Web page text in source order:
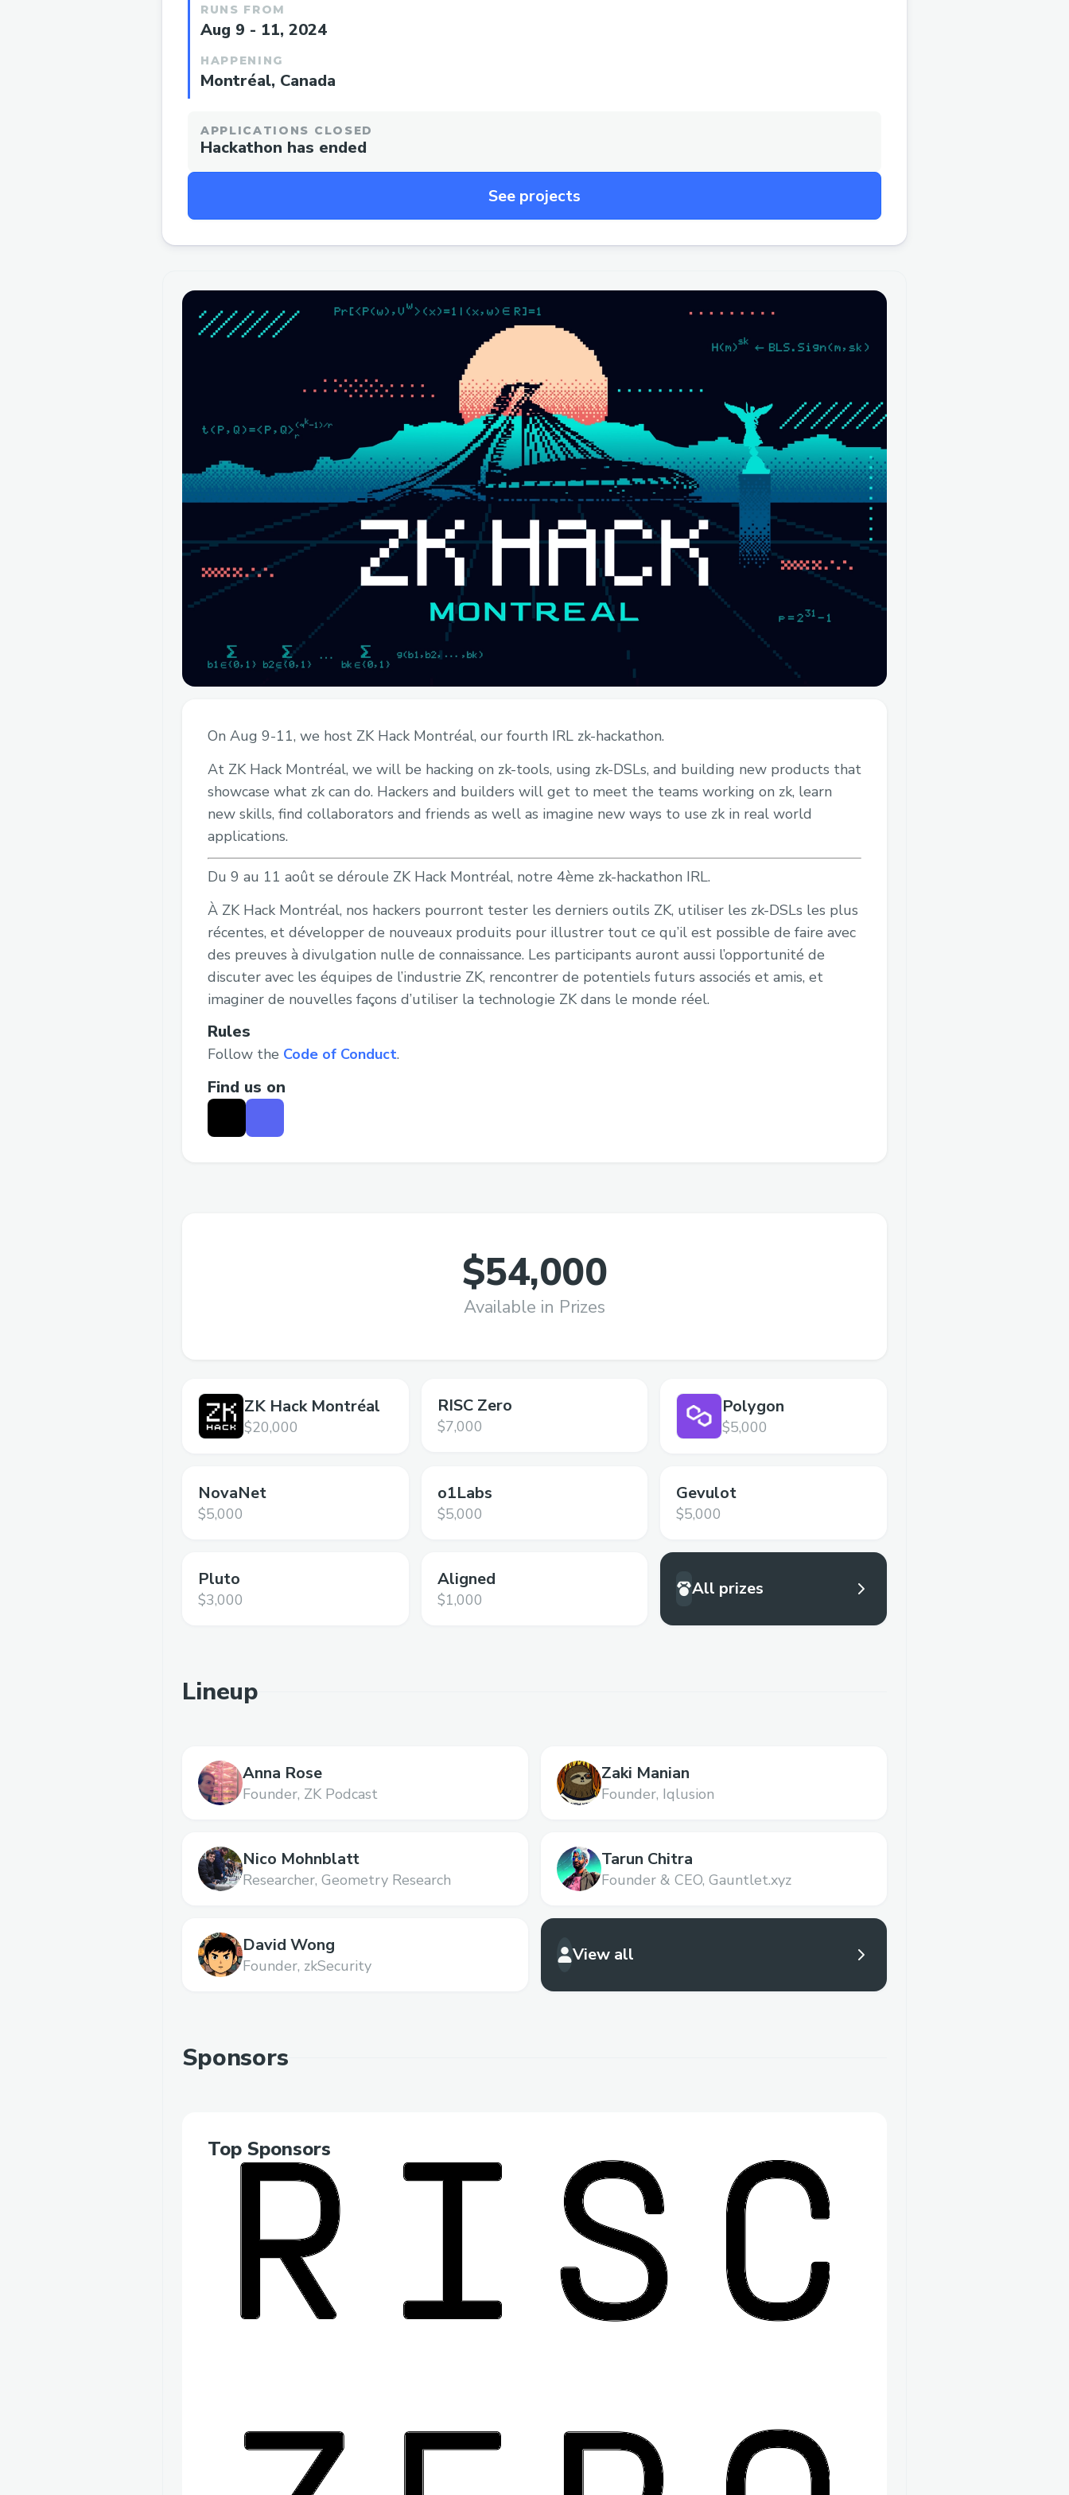
RUNS FROM
Aug 9 - 11, 2024
HAPPENING
Montréal, Canada
APPLICATIONS CLOSED
Hackathon has ended
See projects
On Aug 9-11, we host ZK Hack Montréal, our fourth IRL zk-hackathon.
At ZK Hack Montréal, we will be hacking on zk-tools, using zk-DSLs, and building new products that
showcase what zk can do. Hackers and builders will get to meet the teams working on zk, learn
new skills, find collaborators and friends as well as imagine new ways to use zk in real world
applications.
Du 9 au 11 août se déroule ZK Hack Montréal, notre 4ème zk-hackathon IRL.
À ZK Hack Montréal, nos hackers pourront tester les derniers outils ZK, utiliser les zk-DSLs les plus
récentes, et développer de nouveaux produits pour illustrer tout ce qu’il est possible de faire avec
des preuves à divulgation nulle de connaissance. Les participants auront aussi l’opportunité de
discuter avec les équipes de l’industrie ZK, rencontrer de potentiels futurs associés et amis, et
imaginer de nouvelles façons d’utiliser la technologie ZK dans le monde réel.
Rules
Follow the Code of Conduct.
Find us on
$54,000
Available in Prizes
ZK Hack Montréal
$20,000
RISC Zero
$7,000
Polygon
$5,000
NovaNet
$5,000
o1Labs
$5,000
Gevulot
$5,000
Pluto
$3,000
Aligned
$1,000
All prizes
Lineup
Anna Rose
Founder, ZK Podcast
Zaki Manian
Founder, Iqlusion
Nico Mohnblatt
Researcher, Geometry Research
Tarun Chitra
Founder & CEO, Gauntlet.xyz
David Wong
Founder, zkSecurity
View all
Sponsors
Top Sponsors